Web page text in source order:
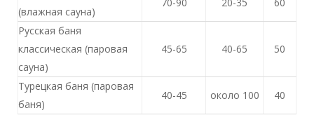
(влажная сауна)
Русская баня
классическая (паровая
сауна)
45-65 40-65 50
Турецкая баня (паровая
баня)
40-45 около 100 40